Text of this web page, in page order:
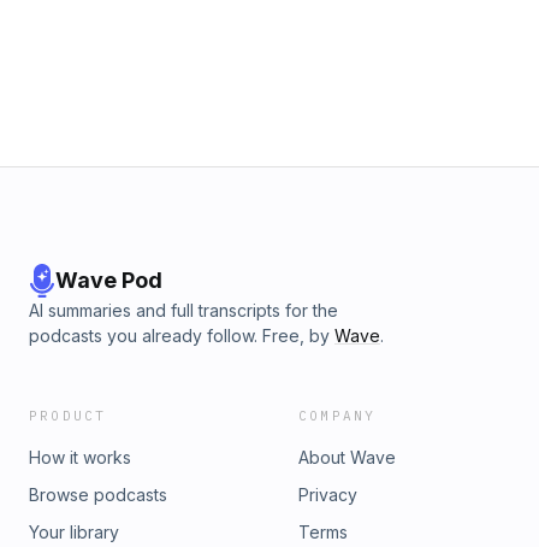
Wave Pod
AI summaries and full transcripts for the
podcasts you already follow. Free, by Wave.
PRODUCT
How it works
Browse podcasts
Your library
COMPANY
About Wave
Privacy
Terms